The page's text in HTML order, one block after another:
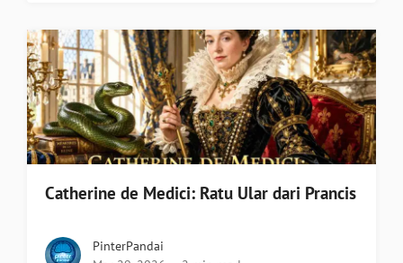
Catherine de Medici: Ratu Ular dari Prancis
PinterPandai